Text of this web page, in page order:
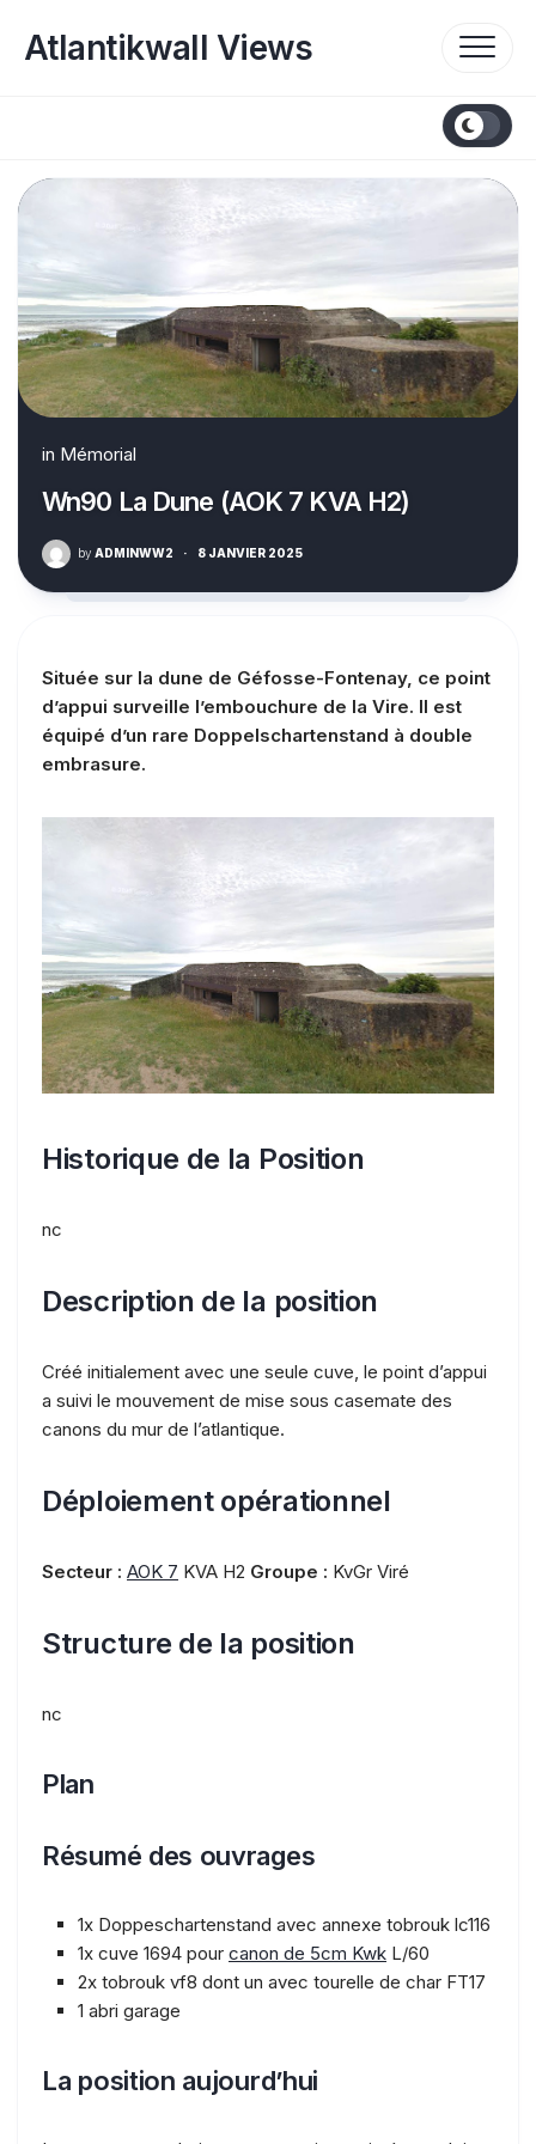
content
Atlantikwall Views
in Mémorial
Wn90 La Dune (AOK 7 KVA H2)
by ADMINWW2 · 8 JANVIER 2025
Située sur la dune de Géfosse-Fontenay, ce point
d’appui surveille l’embouchure de la Vire. Il est
équipé d’un rare Doppelschartenstand à double
embrasure.
Historique de la Position
nc
Description de la position
Créé initialement avec une seule cuve, le point d’appui
a suivi le mouvement de mise sous casemate des
canons du mur de l’atlantique.
Déploiement opérationnel
Secteur : AOK 7 KVA H2 Groupe : KvGr Viré
Structure de la position
nc
Plan
Résumé des ouvrages
1x Doppeschartenstand avec annexe tobrouk lc116
1x cuve 1694 pour canon de 5cm Kwk L/60
2x tobrouk vf8 dont un avec tourelle de char FT17
1 abri garage
La position aujourd’hui